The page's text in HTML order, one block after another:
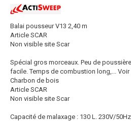
Balai pousseur V13 2,40 m
Article SCAR
Non visible site Scar
Spécial gros morceaux. Peu de
facile. Temps de combustion long,...
Voir
Charbon de bois
Article SCAR
Non visible site Scar
Capacité de malaxage : 130 L. 230V/